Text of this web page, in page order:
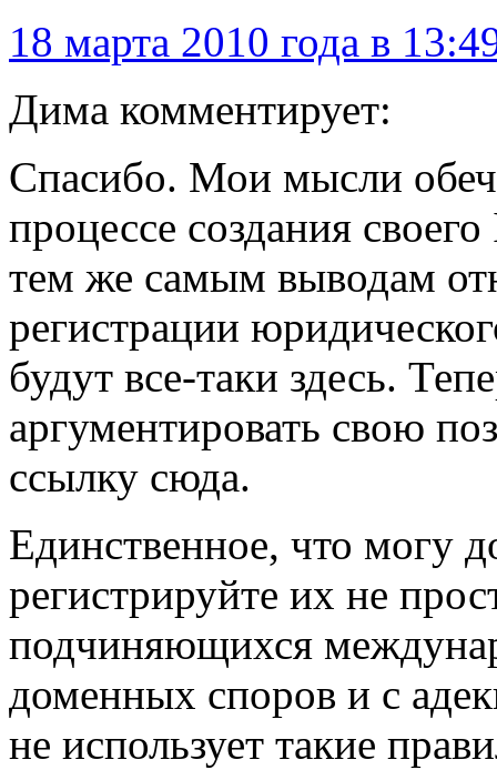
18 марта 2010 года в
Дима комментирует:
Спасибо. Мои мысли
процессе создания
тем же самым выводам
регистрации
будут все-таки здесь.
аргументировать свою
ссылку сюда.
Единственное, что могу
регистрируйте их не
подчиняющихся
доменных споров и с
не использует такие